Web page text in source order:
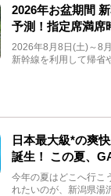
2026年お盆期間
予測！指定席満席
券も解説
2026年8月8日(土)～8
新幹線を利用して帰省
日本最大級*の爽
誕生！ この夏、
まれ変わる
今年の夏はどこへ行
れたいのが、新潟県湯